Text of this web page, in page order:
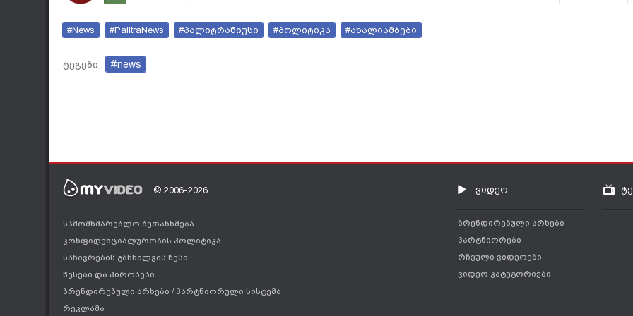
#News #PalitraNews #პალიტრანიუსი #პოლიტიკა #ახალიამბები
ტეგები : #news
© 2006-2026
სამომხმარებლო შეთანხმება
კონფიდენციალურობის პოლიტიკა
საჩივრების განხილვის წესი
წესები და პირობები
ბრენდირებული არხები / პარტნიორული სისტემა
რეკლამა
ვიდეო
ბრენდირებული არხები
პარტნიორები
რჩეული ვიდეოები
ვიდეო კატეგორიები